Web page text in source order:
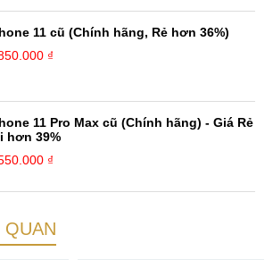
11 cũ (Chính hãng, Rẻ hơn 36%)
₫
11 Pro Max cũ (Chính hãng) - Giá Rẻ
hơn 39%
₫
QUAN